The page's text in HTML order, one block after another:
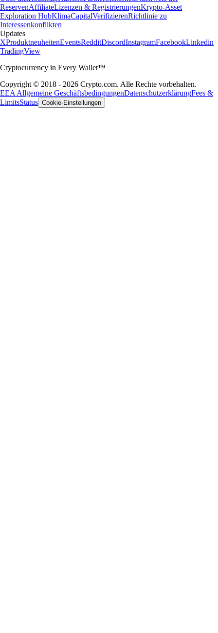
ReservenAffiliateLizenzen & RegistrierungenKrypto-Asset
Exploration HubKlimaCapitalVerifizierenRichtlinie zu
Interessenkonflikten
Updates
XProduktneuheitenEventsRedditDiscordInstagramFacebookLinkedin
TradingView
Cryptocurrency in Every Wallet™
Copyright © 2018 - 2026 Crypto.com. Alle Rechte vorbehalten.
EEA Allgemeine GeschäftsbedingungenDatenschutzerklärungFees &
LimitsStatus Cookie-Einstellungen